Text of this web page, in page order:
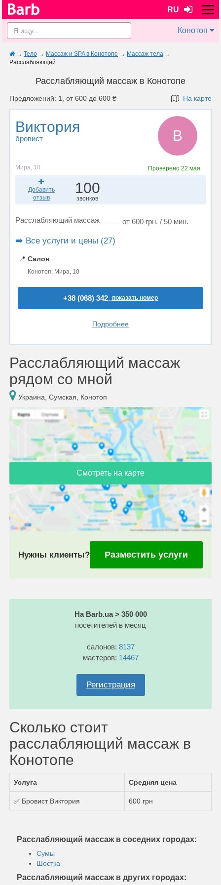
RU
Конотоп
→ Тело → Массаж и SPA в Конотопе → Массаж тела →
Расслабляющий
Расслабляющий массаж в Конотопе
Предложений: 1, от 600 до 600 ₴ На карте
Виктория
бровист В
Мира, 10 Проверено 22 мая
Добавить
отзыв
100
звонков
Расслабляющий массаж от 600 грн. / 50 мин.
➡️ Все услуги и цены (27)
📍 Салон
Конотоп, Мира, 10
+38 (068) 342..показать номер
Подробнее
Расслабляющий массаж
рядом со мной
Украина, Сумская, Конотоп
Смотреть на карте
Нужны клиенты? Разместить услуги
На Barb.ua > 350 000
посетителей в месяц
салонов: 8137
мастеров: 14467
Регистрация
Сколько стоит
расслабляющий массаж в
Конотопе
Услуга Средняя цена
✅ Бровист Виктория 600 грн
Расслабляющий массаж в соседних городах:
Сумы
Шостка
Расслабляющий массаж в других городах: